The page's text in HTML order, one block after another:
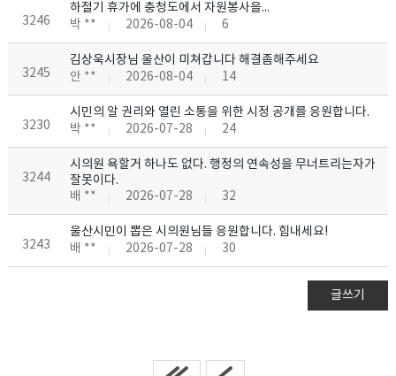
3246
하절기 휴가에 충청도에서 자원봉사을...
박 **
2026-08-04 6
3245
김상욱시장님 울산이 미쳐갑니다 해결좀해주세요
안 **
2026-08-04 14
3230
시민의 알 권리와 열린 소통을 위한 시정 공개를 응원합니다.
박 **
2026-07-28 24
3244
시의원 욕할거 하나도 없다. 행정의 연속성을 무너트리는자가
잘못이다.
배 **
2026-07-28 32
3243
울산시민이 뽑은 시의원님들 응원합니다. 힘내세요!
배 **
2026-07-28 30
글쓰기